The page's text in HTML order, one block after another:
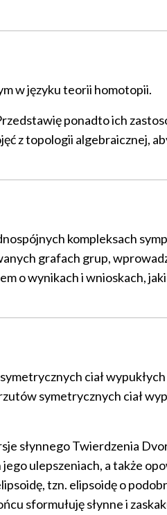
w języku teorii homotopii.
ponadto ich
z topologii algebraicznej,
kompleksach
grafach grup,
o wynikach i wnioskach,
ciał
symetrycznych ciał
słynnego Twierdzenia
ulepszeniach, a także
tzn. elipsoidę o
sformułuję słynne i